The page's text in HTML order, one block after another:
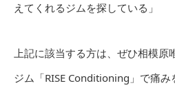
えてくれるジムを探している」
上記に該当する方は、ぜひ相模原
ジム「RISE Conditioning」で痛み